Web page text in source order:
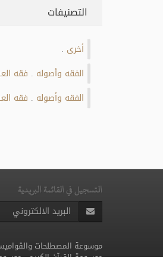
التصنيفات
أخرى
الفقه وأصوله فقه
الفقه وأصوله فقه
التسجيل في القائمة البريدية
موسوعة المصطلحات
موسوعة القرآن الكريم-